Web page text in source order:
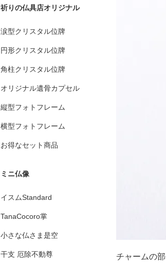
チャームの
祈りの仏具店オリジナル
涙型クリスタル位牌
円形クリスタル位牌
角柱クリスタル位牌
オリジナル遺骨カプセル
縦型フォトフレーム
横型フォトフレーム
お得なセット商品
ミニ仏像
イスムStandard
TanaCocoro掌
小さな仏さま是空
干支 厄除不動尊